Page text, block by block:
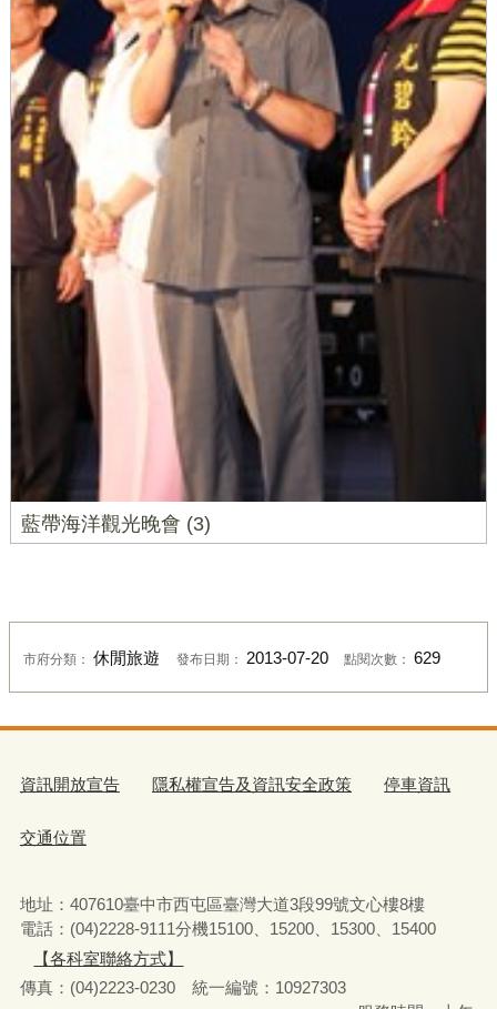
藍帶海洋觀光晚會 (3)
市府分類： 休閒旅遊 發布日期： 2013-07-20 點閱次數：629
資訊開放宣告 隱私權宣告及資訊安全政策 停車資訊
交通位置
地址：407610臺中市西屯區臺灣大道3段99號文心樓8樓
電話：(04)2228-9111分機15100、15200、15300、15400
【各科室聯絡方式】
傳真：(04)2223-0230 統一編號 ： 10927303